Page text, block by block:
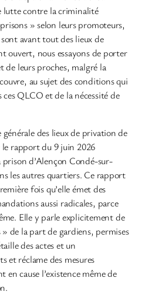
lutte contre la criminalité
» selon leurs promoteurs,
avant tout des lieux de
ouvert, nous essayons de porter
de leurs proches, malgré la
au sujet des conditions qui
QLCO et de la nécessité de
des lieux de privation de
rapport du 9 juin 2026
d’Alençon Condé-sur-
les autres quartiers. Ce rapport
fois qu’elle émet des
aussi radicales, parce
Elle y parle explicitement de
de la part de gardiens, permises
des actes et un
et réclame des mesures
en cause l’existence même de